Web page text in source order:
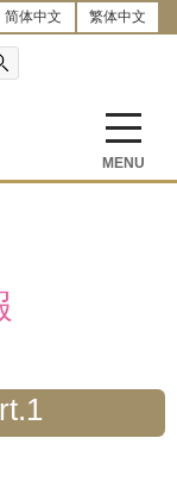
简体中文 繁体中文
MENU